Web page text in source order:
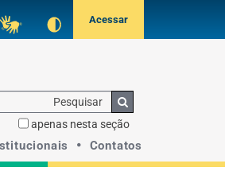
Acessar
Buscar
apenas nesta seção
Contatos